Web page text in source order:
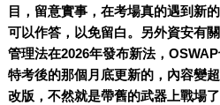
目，留意實事，在考場真的遇到新
可以作答，以免留白。另外資安有
管理法在2026年發布新法，
特考後的那個月底更新的，內容變
改版，不然就是帶舊的武器上戰場了